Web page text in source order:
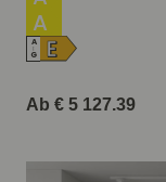
A
A
↑G E
Ab € 5 127.39